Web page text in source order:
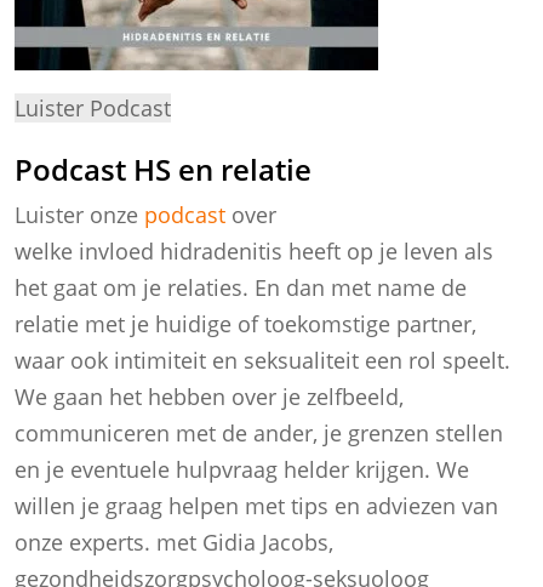
Luister Podcast
Podcast HS en relatie
Luister onze podcast over
welke invloed hidradenitis heeft op je leven als
het gaat om je relaties. En dan met name de
relatie met je huidige of toekomstige partner,
waar ook intimiteit en seksualiteit een rol speelt.
We gaan het hebben over je zelfbeeld,
communiceren met de ander, je grenzen stellen
en je eventuele hulpvraag helder krijgen. We
willen je graag helpen met tips en adviezen van
onze experts. met Gidia Jacobs,
gezondheidszorgpsycholoog-seksuoloog